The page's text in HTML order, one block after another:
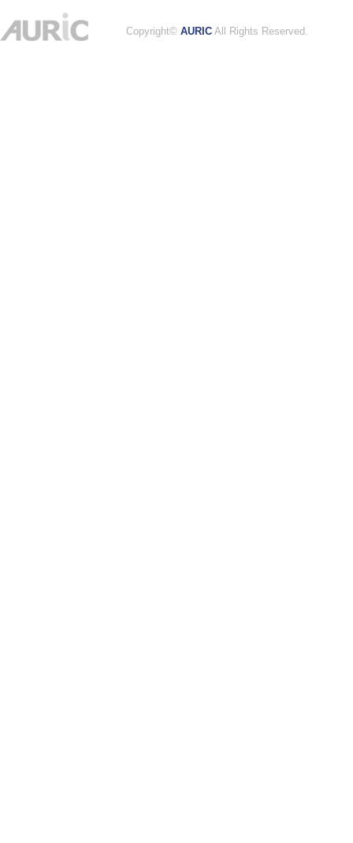
Copyright© AURIC All Rights Reserved.